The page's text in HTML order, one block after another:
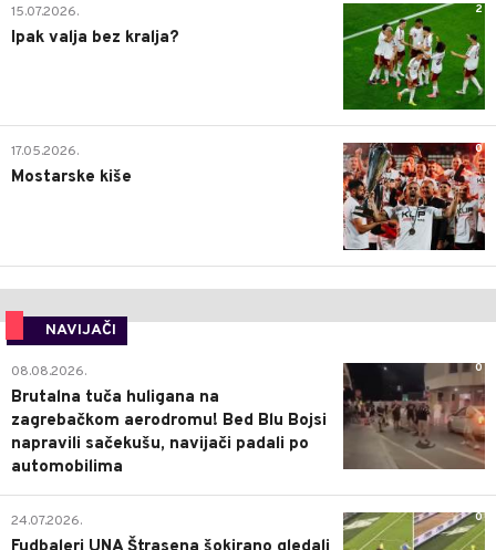
2
15.07.2026.
Ipak valja bez kralja?
0
17.05.2026.
Mostarske kiše
NAVIJAČI
0
08.08.2026.
Brutalna tuča huligana na
zagrebačkom aerodromu! Bed Blu Bojsi
napravili sačekušu, navijači padali po
automobilima
0
24.07.2026.